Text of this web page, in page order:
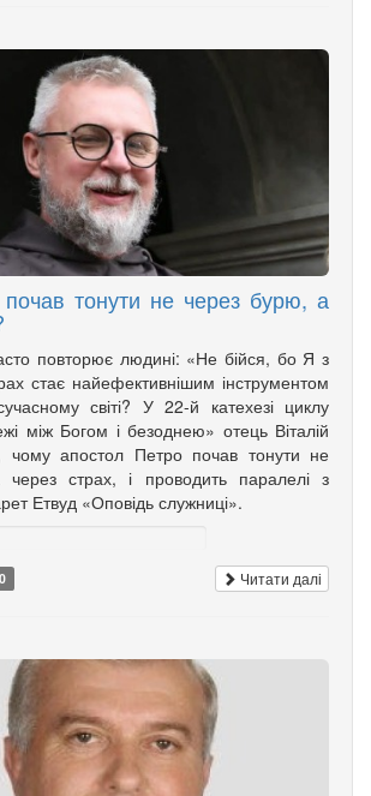
тонути не через бурю, а
повторює людині: «Не бійся, бо Я з
стає найефективнішим інструментом
світі? У 22-й катехезі циклу
між Богом і безоднею» отець Віталій
чому апостол Петро почав тонути не
страх, і проводить паралелі з
Етвуд «Оповідь служниці».
Читати далі